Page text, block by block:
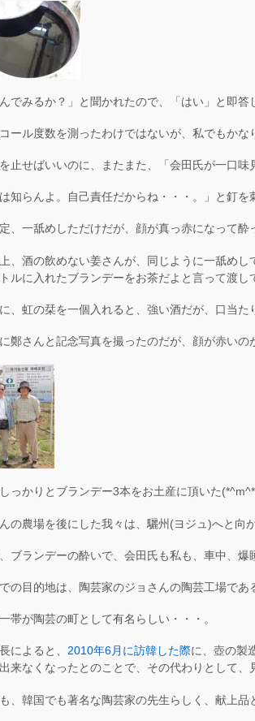
んでみるか？」と聞かれたので、「はい」と即
ール度数を測ったわけではないが、私でもかな
止せばいいのに、またまた、「会田氏が一口味
は知らんよ。自己責任だからね・・・。」と釘を
、一舐めしただけだが、顔が真っ赤になって酔
、酒の飲めない姜さんが、同じように一舐め
トルに入れたブランデーをお茶だよと言って渡し
、虹の栞を一個入れると、強い酒だが、口当た
鄭さんと記念写真を撮ったのだが、顔が赤いの
っかりとブランデー3本をお土産に頂いた
の農場を後にした我々は、驪州(ヨジュ)へと向か
ブランデーの酔いで、会田氏も私も、車中、爆
の目的地は、陶芸家のジョさんの陶芸工場であ
帯が陶芸の町として有名らしい・・・。
によると、 2010年6月に訪韓した際に、壺の製
来なくなったとのことで、その代わりとして、
、韓国でも著名な陶芸家の先生らしく、献上品